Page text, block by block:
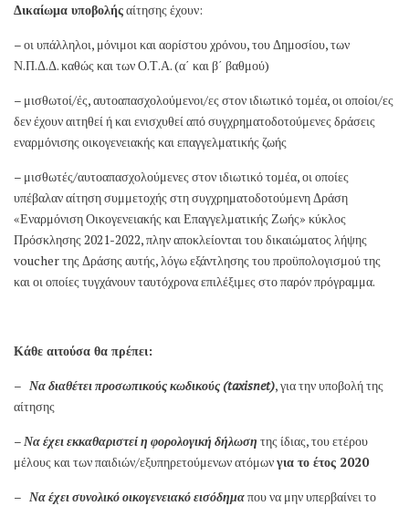
Δικαίωμα υποβολήςαίτησης έχουν:
– οι υπάλληλοι, μόνιμοι και αορίστου χρόνου, του Δημοσίου, των
Ν.Π.Δ.Δ. καθώς και των Ο.Τ.Α. (α΄ και β΄ βαθμού)
– μισθωτοί/ές, αυτοαπασχολούμενοι/ες στον ιδιωτικό τομέα, οι οποίοι/ες
δεν έχουν αιτηθεί ή και ενισχυθεί από συγχρηματοδοτούμενες δράσεις
εναρμόνισης οικογενειακής και επαγγελματικής ζωής
– μισθωτές/αυτοαπασχολούμενες στον ιδιωτικό τομέα, οι οποίες
υπέβαλαν αίτηση συμμετοχής στη συγχρηματοδοτούμενη Δράση
«Εναρμόνιση Οικογενειακής και Επαγγελματικής Ζωής» κύκλος
Πρόσκλησης 2021-2022, πλην αποκλείονται του δικαιώματος λήψης
voucher της Δράσης αυτής, λόγω εξάντλησης του προϋπολογισμού της
και οι οποίες τυγχάνουν ταυτόχρονα επιλέξιμες στο παρόν πρόγραμμα.
Κάθε αιτούσα θα πρέπει:
– Να διαθέτειπροσωπικούς κωδικούς (taxisnet), για την υποβολή της
αίτησης
–Να έχει εκκαθαριστεί η φορολογική δήλωση της ίδιας, του ετέρου
μέλους και των παιδιών/εξυπηρετούμενων ατόμωνγια το έτος 2020
– Να έχει συνολικό οικογενειακό εισόδημαπου να μην υπερβαίνει το